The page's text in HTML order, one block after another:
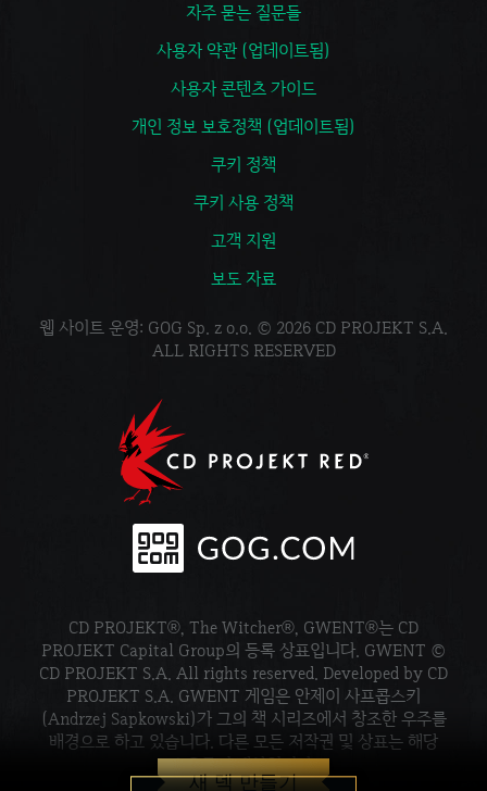
새 덱 만들기
자주 묻는 질문들
사용자 약관 (업데이트됨)
사용자 콘텐츠 가이드
개인 정보 보호정책 (업데이트됨)
쿠키 정책
쿠키 사용 정책
고객 지원
보도 자료
웹 사이트 운영: GOG Sp. z o.o. © 2026 CD PROJEKT S.A.
ALL RIGHTS RESERVED
CD PROJEKT®, The Witcher®, GWENT®는 CD
PROJEKT Capital Group의 등록 상표입니다. GWENT ©
CD PROJEKT S.A. All rights reserved. Developed by CD
PROJEKT S.A. GWENT 게임은 안제이 사프콥스키
(Andrzej Sapkowski)가 그의 책 시리즈에서 창조한 우주를
배경으로 하고 있습니다. 다른 모든 저작권 및 상표는 해당
소유주의 재산입니다.